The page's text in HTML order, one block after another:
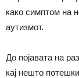
како симптом на
аутизмот.
До појавата на
кај нешто